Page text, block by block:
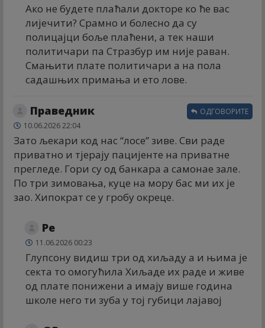
Ако не будете плаћали докторе ко ће вас
лијечити? Срамно и болесно да су
полицајци боље плаћени, а тек наши
политичари па Стразбур им није раван.
Смањити плате политичари а на пола
садашњих примања и ето лове.
Праведник
10.06.2026 22:04
Зато љекари код нас “лосе” зиве. Сви раде
приватно и тјерају пацијенте на приватне
прегледе. Гори су од банкара а самонае зале.
По три зимовања, куце на мору бас ми их је
зао. Хипократ се у гробу окреце.
ОДГОВОРИТЕ
Ре
11.06.2026 00:23
Глупсону видиш три од хиљаду а и њима је
секта то омогућила Хиљаде их раде и живе
од плате понижени а имају више година
школе него ти зуба у тој губици лајавој